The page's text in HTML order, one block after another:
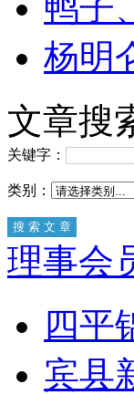
杨明
文章搜
关键字：
类别：
理事会
四平
宾县